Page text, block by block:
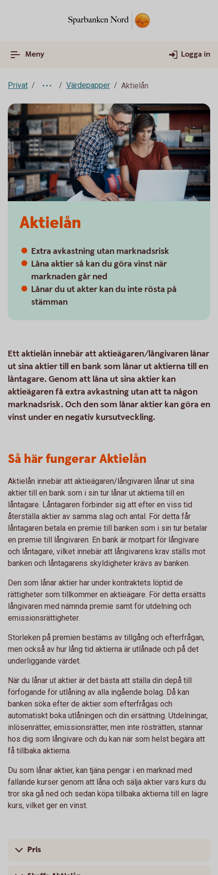
Meny Logga in
Privat Värdepapper Aktielån
Aktielån
Extra avkastning utan marknadsrisk
Låna aktier så kan du göra vinst när
marknaden går ned
Lånar du ut akter kan du inte rösta på
stämman
Ett aktielån innebär att aktieägaren/långivaren lånar
ut sina aktier till en bank som lånar ut aktierna till en
låntagare. Genom att låna ut sina aktier kan
aktieägaren få extra avkastning utan att ta någon
marknadsrisk. Och den som lånar aktier kan göra en
vinst under en negativ kursutveckling.
Så här fungerar Aktielån
Aktielån innebär att aktieägaren/långivaren lånar ut sina
aktier till en bank som i sin tur lånar ut aktierna till en
låntagare. Låntagaren förbinder sig att efter en viss tid
återställa aktier av samma slag och antal. För detta får
låntagaren betala en premie till banken som i sin tur betalar
en premie till långivaren. En bank är motpart för långivare
och låntagare, vilket innebär att långivarens krav ställs mot
banken och låntagarens skyldigheter krävs av banken.
Den som lånar aktier har under kontraktets löptid de
rättigheter som tillkommer en aktieägare. För detta ersätts
långivaren med nämnda premie samt för utdelning och
emissionsrättigheter.
Storleken på premien bestäms av tillgång och efterfrågan,
men också av hur lång tid aktierna är utlånade och på det
underliggande värdet.
När du lånar ut aktier är det bästa att ställa din depå till
förfogande för utlåning av alla ingående bolag. Då kan
banken söka efter de aktier som efterfrågas och
automatiskt boka utlåningen och din ersättning. Utdelningar,
inlösenrätter, emissionsrätter, men inte rösträtten, stannar
hos dig som långivare och du kan när som helst begära att
få tillbaka aktierna.
Du som lånar aktier, kan tjäna pengar i en marknad med
fallande kurser genom att låna och sälja aktier vars kurs du
tror ska gå ned och sedan köpa tillbaka aktierna till en lägre
kurs, vilket ger en vinst.
Pris